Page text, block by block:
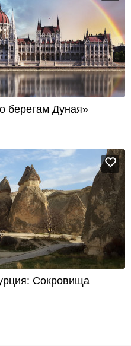
берегам Дуная»
Сокровища